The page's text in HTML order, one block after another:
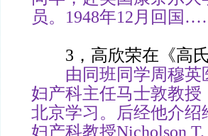
员。1948年12月回国
3，高欣荣在《高氏
由同班同学周穆英
妇产科主任马士敦教
北京学习。后经他介
妇产科教授Nicholson